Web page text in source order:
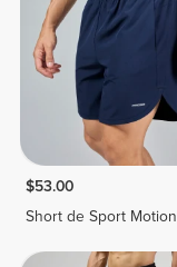
$53.00
Short de Sport Motion